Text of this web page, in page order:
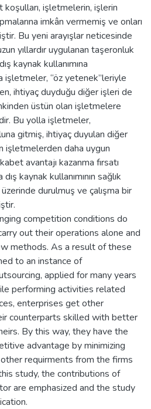
işletmelerin, işlerin
imkân vermemiş ve onları
Bu yeni arayışlar neticesinde
yıllardır uygulanan taşeronluk
kaynak kullanımına
işletmeler, “öz yetenek”leriyle
ihtiyaç duyduğu diğer işleri de
üstün olan işletmelere
Bu yolla işletmeler,
gitmiş, ihtiyaç duyulan diğer
işletmelerden daha uygun
avantajı kazanma fırsatı
kaynak kullanımının sağlık
durulmuş ve çalışma bir
competition conditions do
out their operations alone and
methods. As a result of these
to an instance of
applied for many years
performing activities related
enterprises get other
counterparts skilled with better
By this way, they have the
advantage by minimizing
requirments from the firms
study, the contributions of
are emphasized and the study